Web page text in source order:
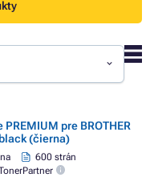
pre BROTHER
(čierna)
600 strán